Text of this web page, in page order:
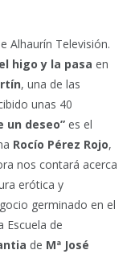
Alhaurín Televisión.
higo y la pasa en
, una de las
unas 40
un deseo” es el
Rocío Pérez Rojo,
nos contará acerca
erótica y
germinado en el
Escuela de
de Mª José